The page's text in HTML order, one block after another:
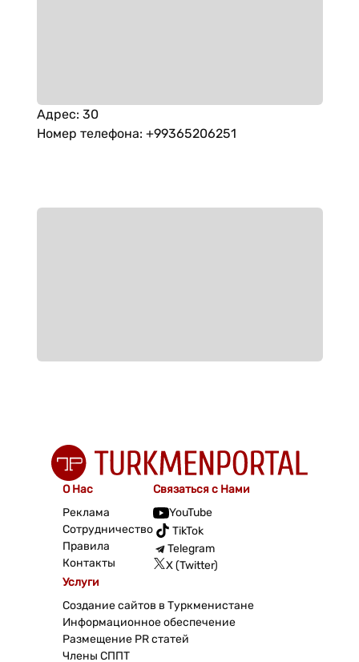
Адрес: 30
Номер телефона: +99365206251
О Нас
Реклама
Сотрудничество
Правила
Контакты
Связаться с Нами
YouTube
TikTok
Telegram
X (Twitter)
Услуги
Создание сайтов в Туркменистане
Информационное обеспечение
Размещение PR статей
Члены СППТ